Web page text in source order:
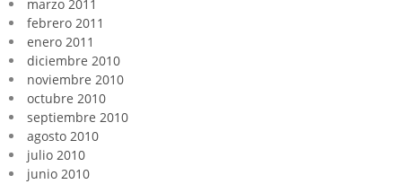
marzo 2011
febrero 2011
enero 2011
diciembre 2010
noviembre 2010
octubre 2010
septiembre 2010
agosto 2010
julio 2010
junio 2010